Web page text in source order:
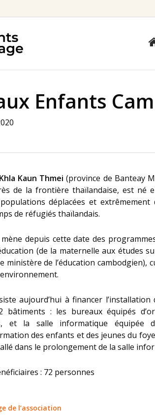
Enfants
Kaun Thmei (province de Banteay
de la frontière thaïlandaise, est né
déplacées et extrêmement
de réfugiés thaïlandais.
mène depuis cette date des
(de la maternelle aux études
ministère de l’éducation cambodgien),
aujourd’hui à financer l’installation
bâtiments : les bureaux équipés
et la salle informatique équipée
des enfants et des jeunes du
dans le prolongement de la salle
: 72 personnes
de l’association